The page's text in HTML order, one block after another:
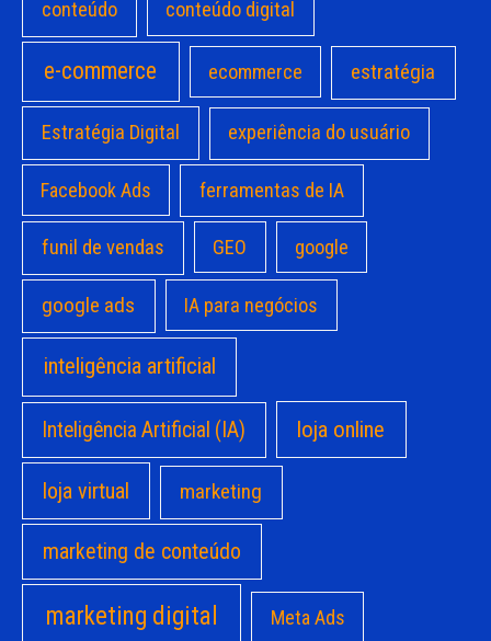
conteúdo conteúdo digital
e-commerce ecommerce estratégia
Estratégia Digital experiência do usuário
Facebook Ads ferramentas de IA
funil de vendas GEO google
google ads IA para negócios
inteligência artificial
Inteligência Artificial (IA) loja online
loja virtual marketing
marketing de conteúdo
marketing digital Meta Ads